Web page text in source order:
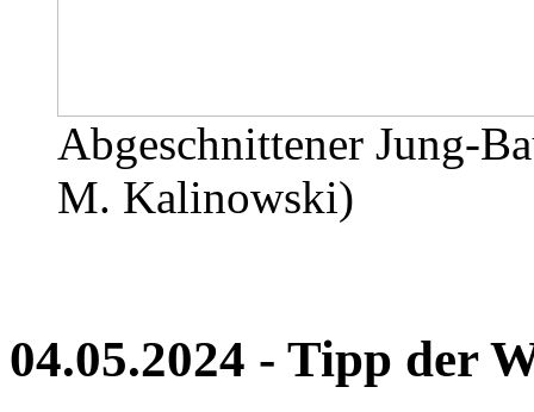
Abgeschnittener Jung-
M. Kalinowski)
04.05.2024 - Tipp der